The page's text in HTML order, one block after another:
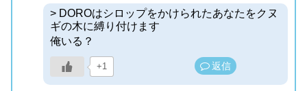
> DOROはシロップをかけられたあなたをクヌ
ギの木に縛り付けます
俺いる？
+1 返信